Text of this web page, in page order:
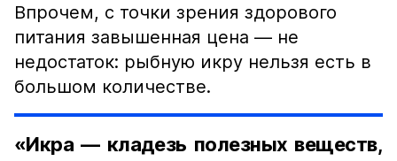
Впрочем, с точки зрения здорового
питания завышенная цена — не
недостаток: рыбную икру нельзя есть в
большом количестве.
«Икра — кладезь полезных веществ,